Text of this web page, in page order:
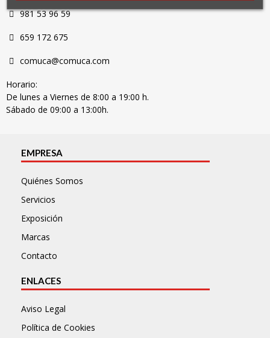
981 53 96 59
659 172 675
comuca@comuca.com
Horario:
De lunes a Viernes de 8:00 a 19:00 h.
Sábado de 09:00 a 13:00h.
EMPRESA
Quiénes Somos
Servicios
Exposición
Marcas
Contacto
ENLACES
Aviso Legal
Política de Cookies